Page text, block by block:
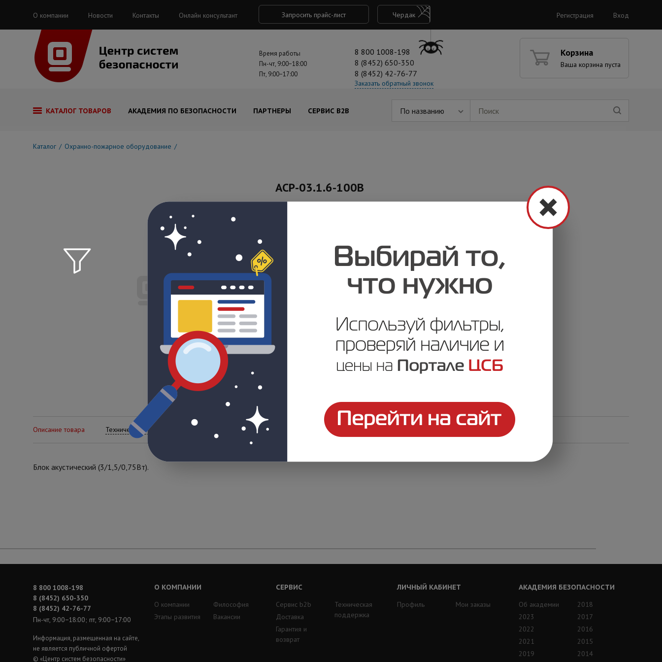
О компании Новости Контакты Онлайн консультант Запросить прайс-лист Чердак Регистрация Вход
Время работы
Пн-чт, 9:00−18:00
Пт, 9:00−17:00
8 800 1008-198
8 (8452) 650-350
8 (8452) 42-76-77
Заказать обратный звонок
Корзина
Ваша корзина пуста
КАТАЛОГ ТОВАРОВ АКАДЕМИЯ ПО БЕЗОПАСНОСТИ ПАРТНЕРЫ СЕРВИС B2B По названию
Каталог Охранно-пожарное оборудование
АСР-03.1.6-100В
Описание товара Технические характеристики
Блок акустический (3/1,5/0,75Вт).
8 800 1008-198
8 (8452) 650-350
8 (8452) 42-76-77
Пн-чт, 9:00−18:00; пт, 9:00−17:00
Информация, размещенная на сайте,
не является публичной офертой
© «Центр систем безопасности»
О КОМПАНИИ
О компании
Этапы развития
Философия
Вакансии
СЕРВИС
Сервис b2b
Доставка
Гарантия и
возврат
Техническая
поддержка
ЛИЧНЫЙ КАБИНЕТ
Профиль
Мои заказы
АКАДЕМИЯ БЕЗОПАСНОСТИ
Об академии
2023
2022
2021
2019
2018
2017
2016
2015
2014